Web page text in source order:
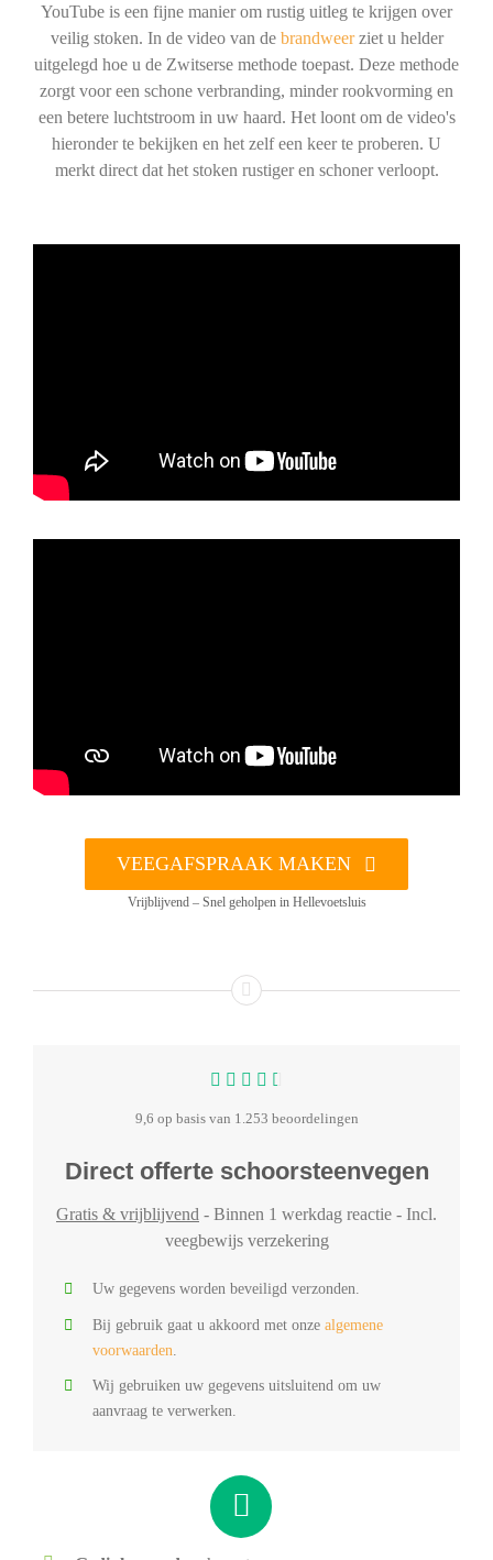
YouTube is een fijne manier om rustig uitleg te krijgen over
veilig stoken. In de video van de brandweerziet u helder
uitgelegd hoe u de Zwitserse methode toepast. Deze methode
zorgt voor een schone verbranding, minder rookvorming en
een betere luchtstroom in uw haard. Het loont om de video's
hieronder te bekijken en het zelf een keer te proberen. U
merkt direct dat het stoken rustiger en schoner verloopt.
VEEGAFSPRAAK MAKEN
Vrijblijvend – Snel geholpen in Hellevoetsluis
9,6 op basis van 1.253 beoordelingen
Direct offerte schoorsteenvegen
Gratis & vrijblijvend - Binnen 1 werkdag reactie - Incl.
veegbewijs verzekering
Uw gegevens worden beveiligd verzonden.
Bij gebruik gaat u akkoord met onze algemene
voorwaarden
Wij gebruiken uw gegevens uitsluitend om uw
aanvraag te verwerken.